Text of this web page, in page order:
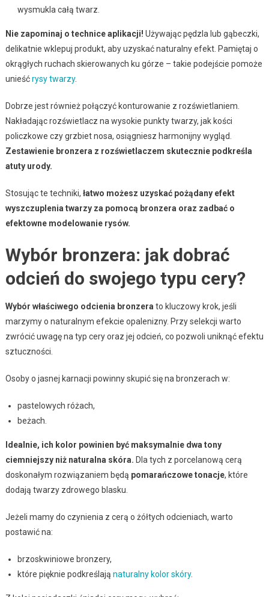
wysmukla całą twarz.
Nie zapominaj o technice aplikacji! Używając pędzla lub gąbeczki,
delikatnie wklepuj produkt, aby uzyskać naturalny efekt. Pamiętaj o
okrągłych ruchach skierowanych ku górze – takie podejście pomoże
unieśćrysy twarzy.
Dobrze jest również połączyć konturowanie z rozświetlaniem.
Nakładając rozświetlacz na wysokie punkty twarzy, jak kości
policzkowe czy grzbiet nosa, osiągniesz harmonijny wygląd.
Zestawienie bronzera z rozświetlaczem skutecznie podkreśla
atuty urody.
Stosując te techniki, łatwo możesz uzyskać pożądany efekt
wyszczuplenia twarzy za pomocą bronzera oraz zadbać o
efektowne modelowanie rysów.
Wybór bronzera: jak dobrać
odcień do swojego typu cery?
Wybór właściwego odcienia bronzera to kluczowy krok, jeśli
marzymy o naturalnym efekcie opalenizny. Przy selekcji warto
zwrócić uwagę na typ cery oraz jej odcień, co pozwoli uniknąć efektu
sztuczności.
Osoby o jasnej karnacji powinny skupić się na bronzerach w:
pastelowych różach,
beżach.
Idealnie, ich kolor powinien być maksymalnie dwa tony
ciemniejszy niż naturalna skóra. Dla tych z porcelanową cerą
doskonałym rozwiązaniem będą pomarańczowe tonacje, które
dodają twarzy zdrowego blasku.
Jeżeli mamy do czynienia z cerą o żółtych odcieniach, warto
postawić na:
brzoskwiniowe bronzery,
które pięknie podkreślają naturalny kolor skóry.